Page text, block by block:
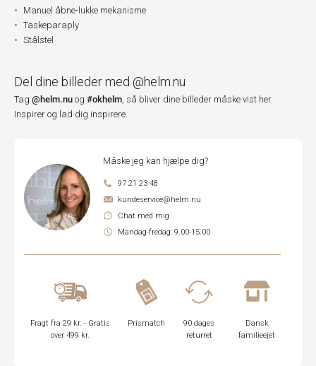
Manuel åbne-lukke mekanisme
Taskeparaply
Stålstel
Del dine billeder med @helm.nu
Tag @helm.nu og #okhelm, så bliver dine billeder måske vist her.
Inspirer og lad dig inspirere.
Måske jeg kan hjælpe dig?
97 21 23 48
kundeservice@helm.nu
Chat med mig
Mandag-fredag: 9.00-15.00
Fragt fra 29 kr. - Gratis
over 499 kr.
Prismatch
90 dages
returret
Dansk
familieejet